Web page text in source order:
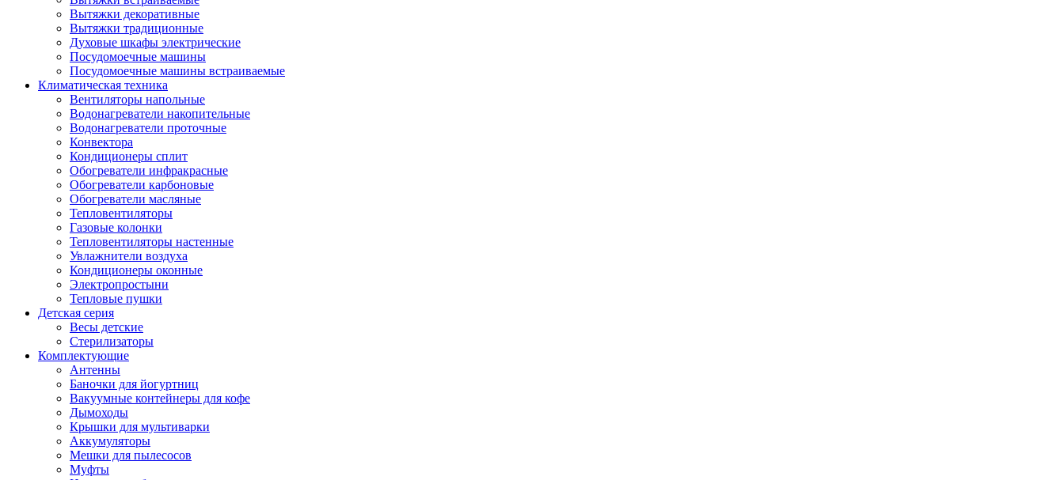
Вытяжки декоративные
Вытяжки традиционные
Духовые шкафы электрические
Посудомоечные машины
Посудомоечные машины встраиваемые
Климатическая техника
Вентиляторы напольные
Водонагреватели накопительные
Водонагреватели проточные
Конвектора
Кондиционеры сплит
Обогреватели инфракрасные
Обогреватели карбоновые
Обогреватели масляные
Тепловентиляторы
Газовые колонки
Тепловентиляторы настенные
Увлажнители воздуха
Кондиционеры оконные
Электропростыни
Тепловые пушки
Детская серия
Весы детские
Стерилизаторы
Комплектующие
Антенны
Баночки для йогуртниц
Вакуумные контейнеры для кофе
Дымоходы
Крышки для мультиварки
Аккумуляторы
Мешки для пылесосов
Муфты